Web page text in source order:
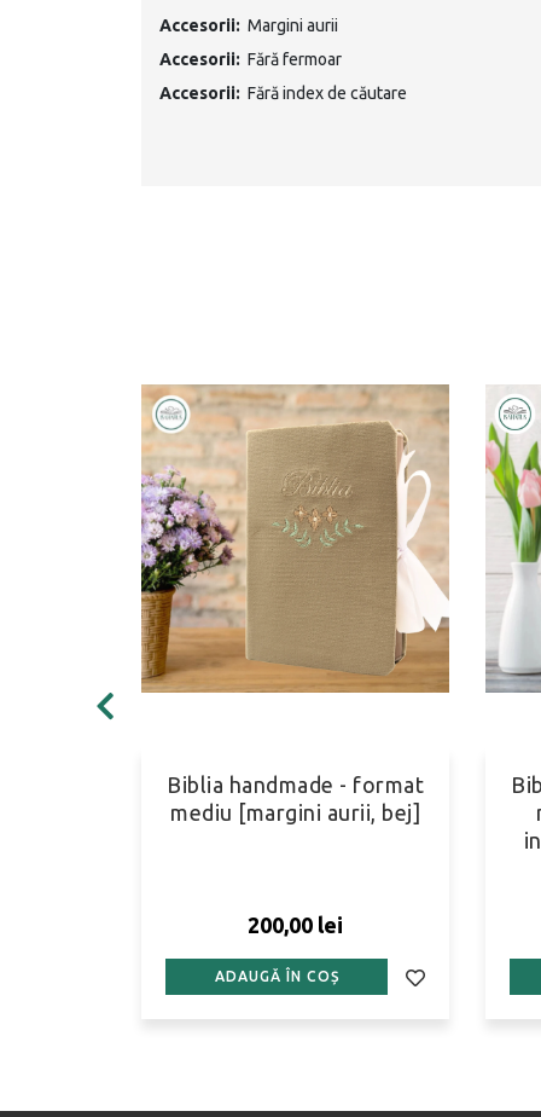
Margini aurii
Accesorii: Margini aurii
Accesorii: Fără fermoar
Accesorii: Fără index de căutare
Biblia handmade - format
mediu [margini aurii, bej]
200,00 lei
ADAUGĂ ÎN COȘ